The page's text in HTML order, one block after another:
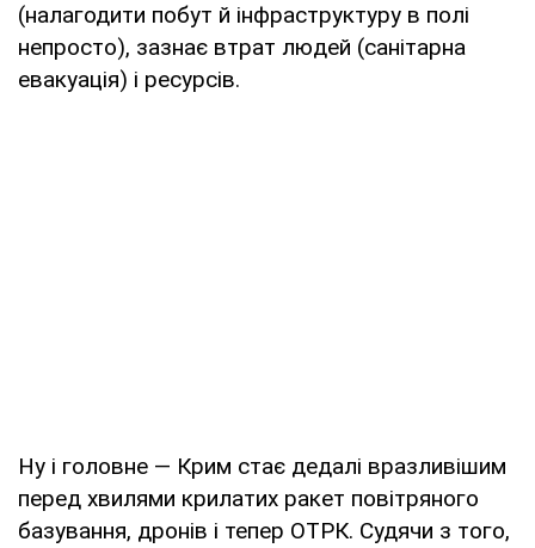
(налагодити побут й інфраструктуру в полі
непросто), зазнає втрат людей (санітарна
евакуація) і ресурсів.
Ну і головне — Крим стає дедалі вразливішим
перед хвилями крилатих ракет повітряного
базування, дронів і тепер ОТРК. Судячи з того,